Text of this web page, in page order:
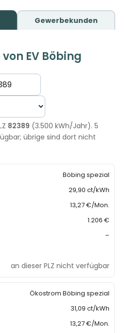
Gewerbekunden
EV Böbing
82389 (3.500 kWh/Jahr). 5
übrige sind dort nicht
Böbing spezial
29,90 ct/kWh
13,27 €/Mon.
1.206 €
–
an dieser PLZ nicht verfügbar
Ökostrom Böbing spezial
31,09 ct/kWh
13,27 €/Mon.